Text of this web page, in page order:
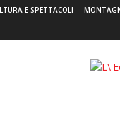
E SPETTACOLI